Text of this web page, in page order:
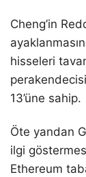
Cheng’in
hisseleri
13’üne sahip.
Öte yandan
ilgi
Ethereum